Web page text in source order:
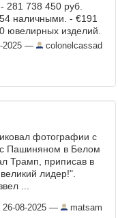
281 738 450 руб.
наличными. - €191
ювелирных изделий.
представляющих
2025 — colonelcassad
фотографии с
с Пашиняном в Белом
Трамп, приписав в
лидер!".
...
26-08-2025 — matsam